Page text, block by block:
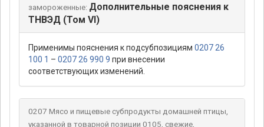
замороженные: Дополнительные пояснения к
ТНВЭД (Том VI)
Применимы пояснения к подсубпозициям 0207 26
100 1 – 0207 26 990 9 при внесении
соответствующих изменений.
0207 Мясо и пищевые субпродукты домашней птицы,
указанной в товарной позиции 0105, свежие,